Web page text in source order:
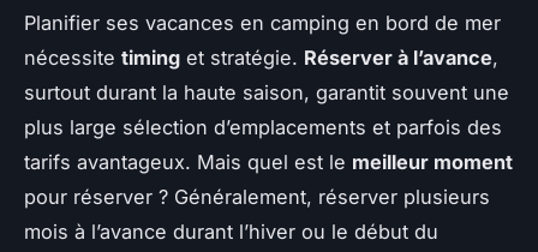
Planifier ses vacances en camping en bord de mer
nécessite timing et stratégie. Réserver à l’avance,
surtout durant la haute saison, garantit souvent une
plus large sélection d’emplacements et parfois des
tarifs avantageux. Mais quel est le meilleur moment
pour réserver ? Généralement, réserver plusieurs
mois à l’avance durant l’hiver ou le début du